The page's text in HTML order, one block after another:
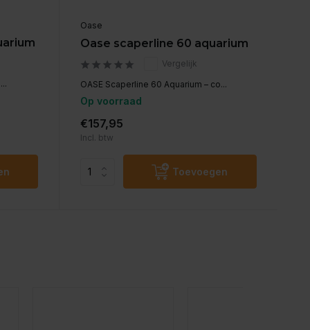
Oase
Oase scaperline 60 aquarium
Vergelijk
OASE Scaperline 60 Aquarium – co...
Op voorraad
€157,95
Incl. btw
Toevoegen